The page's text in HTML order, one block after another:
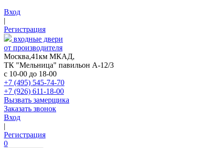
Вход
|
Регистрация
входные двери
от производителя
Москва,41км МКАД,
ТК "Мельница" павильон А-12/3
с 10-00 до 18-00
+7 (495) 545-74-70
+7 (926) 611-18-00
Вызвать замерщика
Заказать звонок
Вход
|
Регистрация
0